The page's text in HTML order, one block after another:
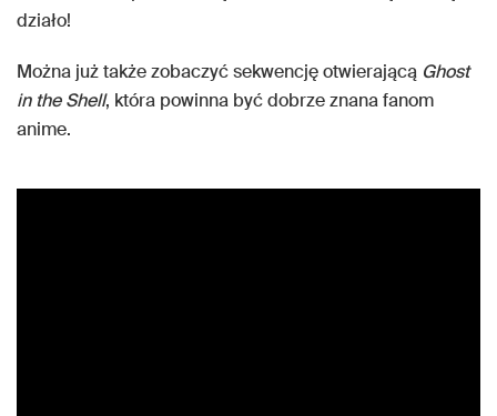
działo!
Można już także zobaczyć sekwencję otwierającą Ghost
in the Shell, która powinna być dobrze znana fanom
anime.